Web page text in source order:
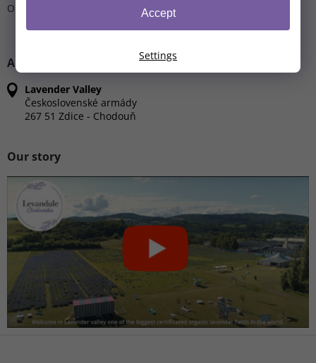
Settings
Accept
Our partnership
ADDRESS
Lavender Valley
Československé armády
267 51 Zdice - Chodouň
Our story